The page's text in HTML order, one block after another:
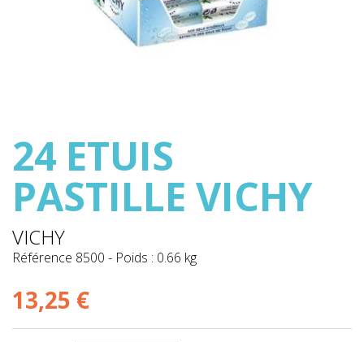
24 ETUIS
PASTILLE VICHY
VICHY
Référence 8500 - Poids : 0.66 kg
13,25 €